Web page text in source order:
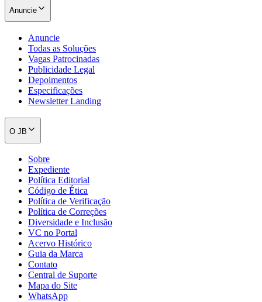
Santos
Anuncie
Anuncie
Todas as Soluções
Vagas Patrocinadas
Publicidade Legal
Depoimentos
Especificações
Newsletter Landing
O JB
Sobre
Expediente
Política Editorial
Código de Ética
Política de Verificação
Política de Correções
Diversidade e Inclusão
VC no Portal
Acervo Histórico
Guia da Marca
Contato
Central de Suporte
Mapa do Site
WhatsApp